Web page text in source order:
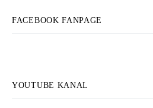
FACEBOOK FANPAGE
YOUTUBE KANAL